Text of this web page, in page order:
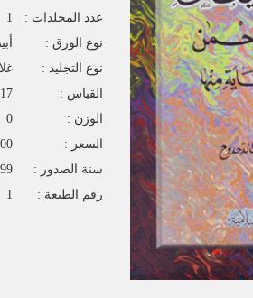
عدد المجلدات :
1
نوع الورق :
نوع التجليد :
القياس :
17×24
الوزن :
0
السعر :
$
سنة الصدور :
رقم الطبعة :
1